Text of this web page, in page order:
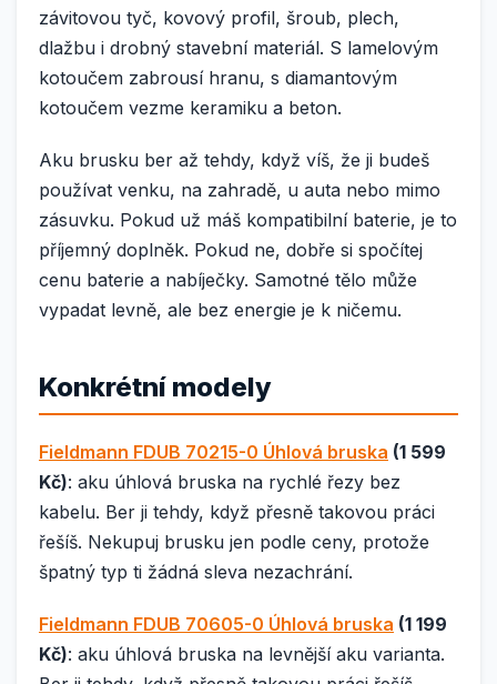
závitovou tyč, kovový profil, šroub, plech,
dlažbu i drobný stavební materiál. S lamelovým
kotoučem zabrousí hranu, s diamantovým
kotoučem vezme keramiku a beton.
Aku brusku ber až tehdy, když víš, že ji budeš
používat venku, na zahradě, u auta nebo mimo
zásuvku. Pokud už máš kompatibilní baterie, je to
příjemný doplněk. Pokud ne, dobře si spočítej
cenu baterie a nabíječky. Samotné tělo může
vypadat levně, ale bez energie je k ničemu.
Konkrétní modely
Fieldmann FDUB 70215-0 Úhlová bruska (1 599
Kč): aku úhlová bruska na rychlé řezy bez
kabelu. Ber ji tehdy, když přesně takovou práci
řešíš. Nekupuj brusku jen podle ceny, protože
špatný typ ti žádná sleva nezachrání.
Fieldmann FDUB 70605-0 Úhlová bruska (1 199
Kč): aku úhlová bruska na levnější aku varianta.